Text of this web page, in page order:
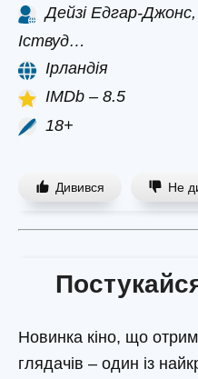
Дейзі Едгар-
Іствуд…
Ірландія
IMDb – 8.5
18+
Дивився Не
Новинка кіно, що
глядачів – один із